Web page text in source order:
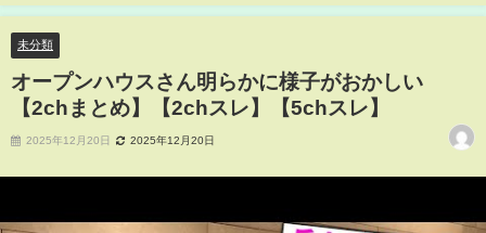
【2chスレ】【5chスレ】
未分類
オープンハウスさん明らかに様子がおかしい
【2chまとめ】【2chスレ】【5chスレ】
2025年12月20日 2025年12月20日